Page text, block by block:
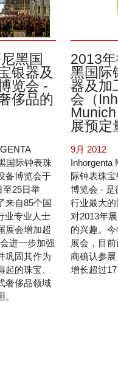
黑国
银器及
览会 -
侈品的
国际钟表珠
备博览会于
至25日举
来自85个国
业专业人士
展会增加超
进一步加强
巩固其作为
的珠宝、
奢侈品领域
2013
黑国际
器及加
会（
展预定
9月 2012
Inhorgenta
际钟表珠
博览会 - 是
行业最大
对2013年
的兴趣。
展会，目
商确认参
增长超过17